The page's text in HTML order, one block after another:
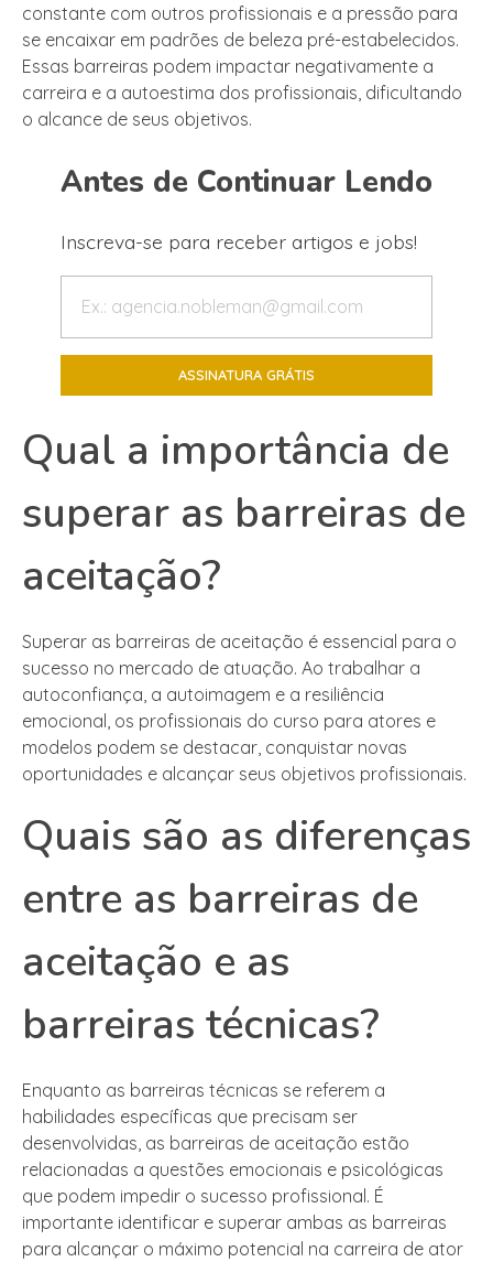
constante com outros profissionais e a pressão para
se encaixar em padrões de beleza pré-estabelecidos.
Essas barreiras podem impactar negativamente a
carreira e a autoestima dos profissionais, dificultando
o alcance de seus objetivos.
Antes de Continuar Lendo
Inscreva-se para receber artigos e jobs!
Qual a importância de
superar as barreiras de
aceitação?
Superar as barreiras de aceitação é essencial para o
sucesso no mercado de atuação. Ao trabalhar a
autoconfiança, a autoimagem e a resiliência
emocional, os profissionais do curso para atores e
modelos podem se destacar, conquistar novas
oportunidades e alcançar seus objetivos profissionais.
Quais são as diferenças
entre as barreiras de
aceitação e as
barreiras técnicas?
Enquanto as barreiras técnicas se referem a
habilidades específicas que precisam ser
desenvolvidas, as barreiras de aceitação estão
relacionadas a questões emocionais e psicológicas
que podem impedir o sucesso profissional. É
importante identificar e superar ambas as barreiras
para alcançar o máximo potencial na carreira de ator